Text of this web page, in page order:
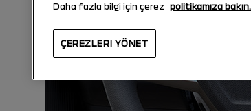
Daha fazla bilgi için çerez politikamıza bakın.
ÇEREZLERI YÖNET